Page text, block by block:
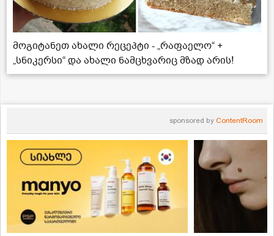
მოგიტანეთ ახალი რეცეპტი - „რაფაელო“ +
„სნიკერსი“ და ახალი ნამცხვარიც მზად არის!
sponsored by ContentRoom